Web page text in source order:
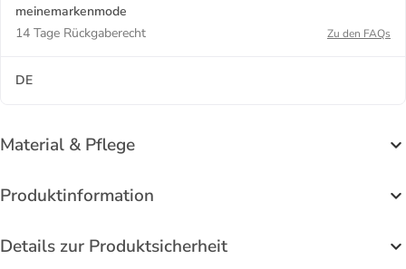
meinemarkenmode
14 Tage Rückgaberecht
Zu den FAQs
DE
Material & Pflege
Produktinformation
Details zur Produktsicherheit